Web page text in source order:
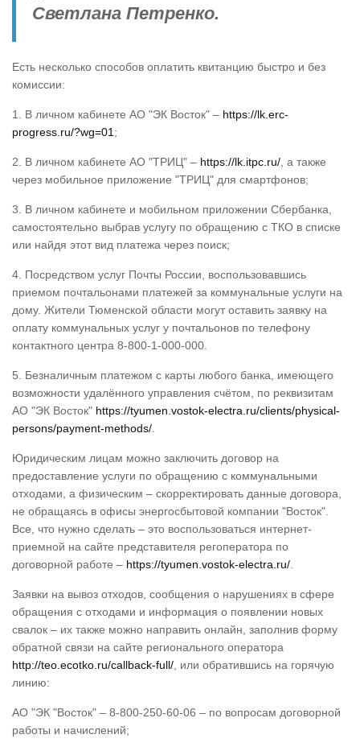
Светлана Петренко.
Есть несколько способов оплатить квитанцию быстро и без
комиссии:
1. В личном кабинете АО "ЭК Восток" – https://lk.erc-
progress.ru/?wg=01 ;
2. В личном кабинете АО "ТРИЦ" – https://lk.itpc.ru/ , а также
через мобильное приложение "ТРИЦ" для смартфонов;
3. В личном кабинете и мобильном приложении Сбербанка,
самостоятельно выбрав услугу по обращению с ТКО в списке
или найдя этот вид платежа через поиск;
4. Посредством услуг Почты России, воспользовавшись
приемом почтальонами платежей за коммунальные услуги на
дому. Жители Тюменской области могут оставить заявку на
оплату коммунальных услуг у почтальонов по телефону
контактного центра 8-800-1-000-000.
5. Безналичным платежом с карты любого банка, имеющего
возможности удалённого управления счётом, по реквизитам
АО "ЭК Восток" https://tyumen.vostok-electra.ru/clients/physical-
persons/payment-methods/
Юридическим лицам можно заключить договор на
предоставление услуги по обращению с коммунальными
отходами, а физическим – скорректировать данные договора,
не обращаясь в офисы энергосбытовой компании "Восток".
Все, что нужно сделать – это воспользоваться интернет-
приемной на сайте представителя регоператора по
договорной работе – https://tyumen.vostok-electra.ru/
Заявки на вывоз отходов, сообщения о нарушениях в сфере
обращения с отходами и информация о появлении новых
свалок – их также можно направить онлайн, заполнив форму
обратной связи на сайте регионального оператора
http://teo.ecotko.ru/callback-full/ , или обратившись на горячую
линию:
АО "ЭК "Восток" – 8-800-250-60-06 – по вопросам договорной
работы и начислений;